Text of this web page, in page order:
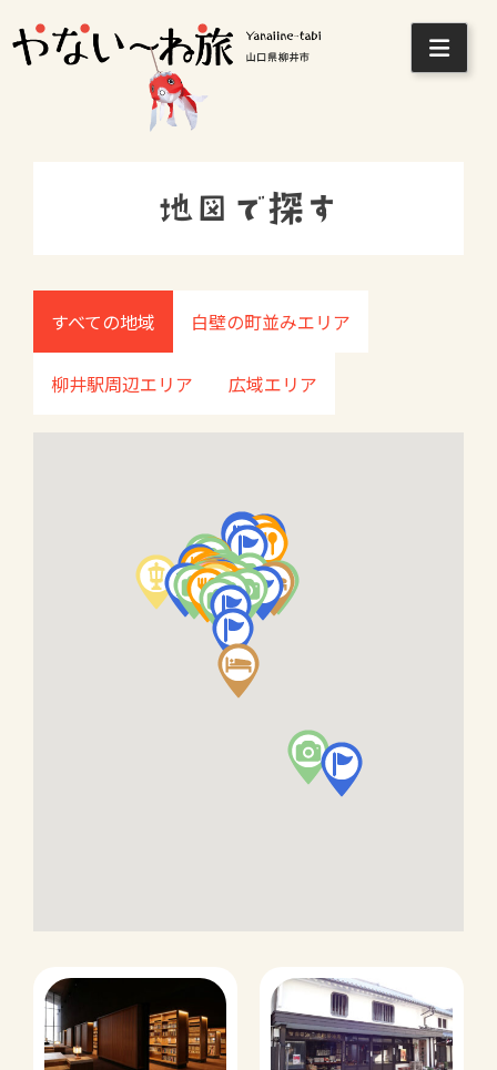
地図で探す
すべての地域 白壁の町並みエリア
柳井駅周辺エリア 広域エリア